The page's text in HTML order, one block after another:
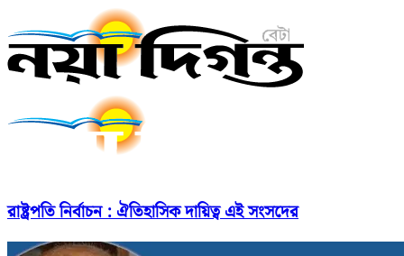
রাষ্ট্রপতি নির্বাচন : ঐতিহাসিক দায়িত্ব এই সংসদের